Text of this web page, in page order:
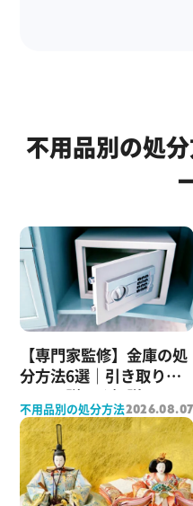
不用品別の処
【専門家監修】金庫の処
分方法6選｜引き取りに
ついて詳しく解説
不用品別の処分方法